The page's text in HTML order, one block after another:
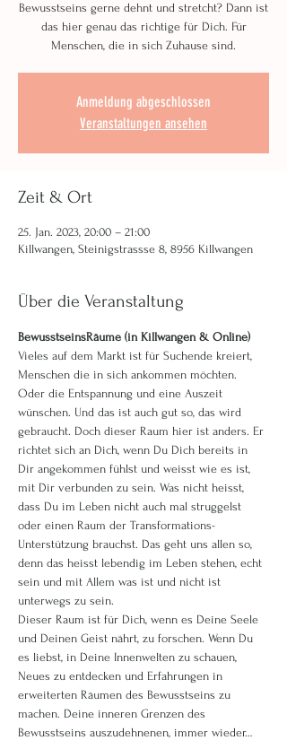
Bewusstseins gerne dehnt und stretcht? Dann ist
das hier genau das richtige für Dich. Für
Menschen, die in sich Zuhause sind.
Anmeldung abgeschlossen
Veranstaltungen ansehen
Zeit & Ort
25. Jan. 2023, 20:00 – 21:00
Killwangen, Steinigstrassse 8, 8956 Killwangen
Über die Veranstaltung
BewusstseinsRäume (in Killwangen & Online)
Vieles auf dem Markt ist für Suchende kreiert,
Menschen die in sich ankommen möchten.
Oder die Entspannung und eine Auszeit
wünschen. Und das ist auch gut so, das wird
gebraucht. Doch dieser Raum hier ist anders. Er
richtet sich an Dich, wenn Du Dich bereits in
Dir angekommen fühlst und weisst wie es ist,
mit Dir verbunden zu sein. Was nicht heisst,
dass Du im Leben nicht auch mal struggelst
oder einen Raum der Transformations-
Unterstützung brauchst. Das geht uns allen so,
denn das heisst lebendig im Leben stehen, echt
sein und mit Allem was ist und nicht ist
unterwegs zu sein.
Dieser Raum ist für Dich, wenn es Deine Seele
und Deinen Geist nährt, zu forschen. Wenn Du
es liebst, in Deine Innenwelten zu schauen,
Neues zu entdecken und Erfahrungen in
erweiterten Räumen des Bewusstseins zu
machen. Deine inneren Grenzen des
Bewusstseins auszudehnenen, immer wieder…